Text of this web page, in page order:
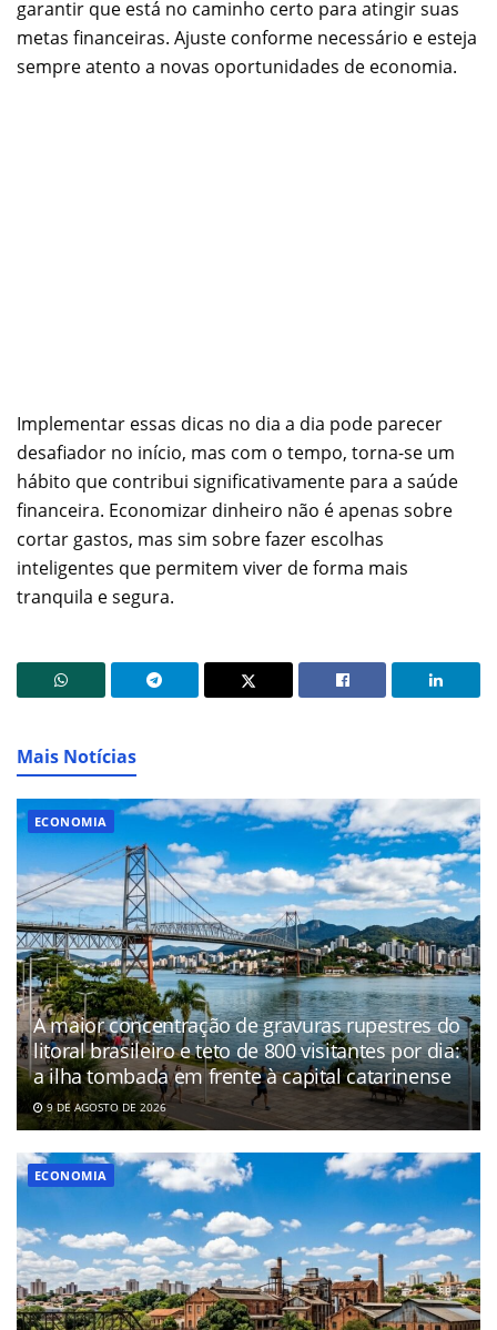
garantir que está no caminho certo para atingir suas
metas financeiras. Ajuste conforme necessário e esteja
sempre atento a novas oportunidades de economia.
Implementar essas dicas no dia a dia pode parecer
desafiador no início, mas com o tempo, torna-se um
hábito que contribui significativamente para a saúde
financeira. Economizar dinheiro não é apenas sobre
cortar gastos, mas sim sobre fazer escolhas
inteligentes que permitem viver de forma mais
tranquila e segura.
Mais Notícias
ECONOMIA
A maior concentração de gravuras rupestres do
litoral brasileiro e teto de 800 visitantes por dia:
a ilha tombada em frente à capital catarinense
9 DE AGOSTO DE 2026
ECONOMIA